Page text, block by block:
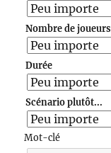
Nombre de joueurs
Durée
Scénario plutôt...
Mot-clé